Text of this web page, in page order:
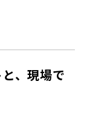
、現場で